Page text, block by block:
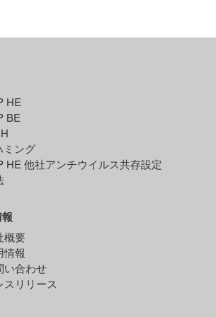
HE
BE
ミング
HE 他社アンチウイルス共存設定
概要
情報
い合わせ
スリリース